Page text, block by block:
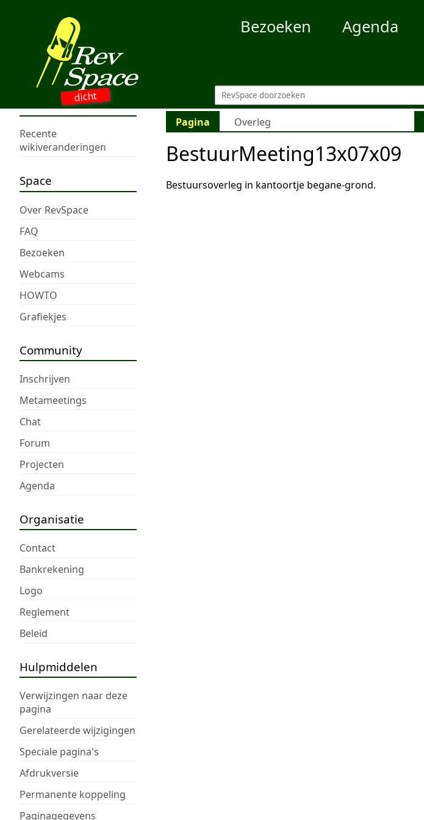
dicht
Bezoeken Agenda
Recente
wikiveranderingen
Space
Over RevSpace
FAQ
Bezoeken
Webcams
HOWTO
Grafiekjes
Community
Inschrijven
Metameetings
Chat
Forum
Projecten
Agenda
Organisatie
Contact
Bankrekening
Logo
Reglement
Beleid
Hulpmiddelen
Verwijzingen naar deze
pagina
Gerelateerde wijzigingen
Speciale pagina's
Afdrukversie
Permanente koppeling
Paginagegevens
Pagina Overleg
BestuurMeeting13x07x09
Bestuursoverleg in kantoortje begane-grond.